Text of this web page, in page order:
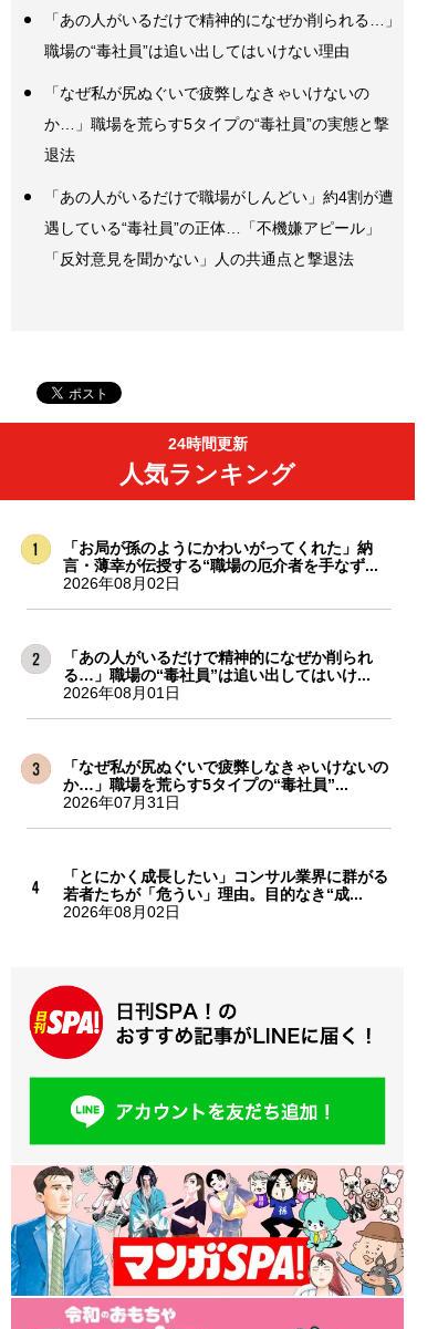
「あの人がいるだけで精神的になぜか削られる…」
職場の“毒社員”は追い出してはいけない理由
「なぜ私が尻ぬぐいで疲弊しなきゃいけないの
か…」職場を荒らす5タイプの“毒社員”の実態と撃
退法
「あの人がいるだけで職場がしんどい」約4割が遭
遇している“毒社員”の正体…「不機嫌アピール」
「反対意見を聞かない」人の共通点と撃退法
24時間更新
人気ランキング
「お局が孫のようにかわいがってくれた」納
言・薄幸が伝授する“職場の厄介者を手なず...
2026年08月02日
「あの人がいるだけで精神的になぜか削られ
る…」職場の“毒社員”は追い出してはいけ...
2026年08月01日
「なぜ私が尻ぬぐいで疲弊しなきゃいけないの
か…」職場を荒らす5タイプの“毒社員”...
2026年07月31日
「とにかく成長したい」コンサル業界に群がる
若者たちが「危うい」理由。目的なき“成...
2026年08月02日